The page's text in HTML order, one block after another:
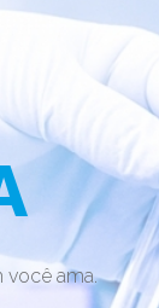
você ama.